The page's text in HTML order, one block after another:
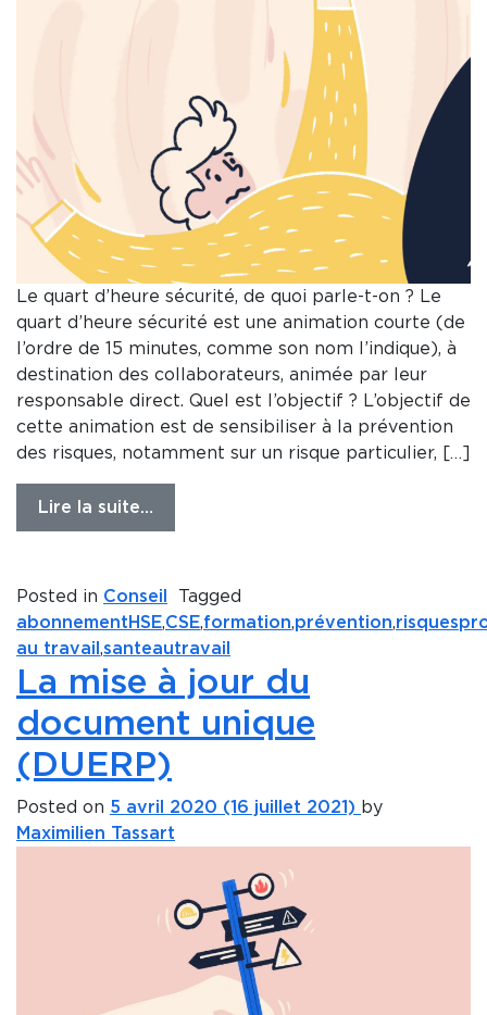
Le quart d’heure sécurité, de quoi parle-t-on ? Le
quart d’heure sécurité est une animation courte (de
l’ordre de 15 minutes, comme son nom l’indique), à
destination des collaborateurs, animée par leur
responsable direct. Quel est l’objectif ? L’objectif de
cette animation est de sensibiliser à la prévention
des risques, notamment sur un risque particulier, […]
Lire la suite…
Posted in Conseil
Tagged
abonnementHSE,CSE,formation,prévention,
au travail ,santeautravail
La mise à jour du
document unique
(DUERP)
Posted on 5 avril 2020 (16 juillet 2021) by
Maximilien Tassart